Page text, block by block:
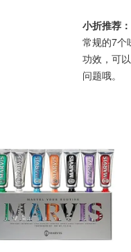
小折推荐：
常规的7个
功效，可
问题哦。